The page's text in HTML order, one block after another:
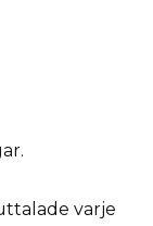
varje